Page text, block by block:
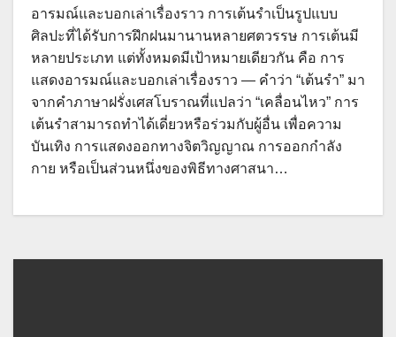
อารมณ์และบอกเล่าเรื่องราว การเต้นรำเป็นรูปแบบ
ศิลปะที่ได้รับการฝึกฝนมานานหลายศตวรรษ การเต้นมี
หลายประเภท แต่ทั้งหมดมีเป้าหมายเดียวกัน คือ การ
แสดงอารมณ์และบอกเล่าเรื่องราว — คำว่า “เต้นรำ” มา
จากคำภาษาฝรั่งเศสโบราณที่แปลว่า “เคลื่อนไหว” การ
เต้นรำสามารถทำได้เดี่ยวหรือร่วมกับผู้อื่น เพื่อความ
บันเทิง การแสดงออกทางจิตวิญญาณ การออกกำลัง
กาย หรือเป็นส่วนหนึ่งของพิธีทางศาสนา…